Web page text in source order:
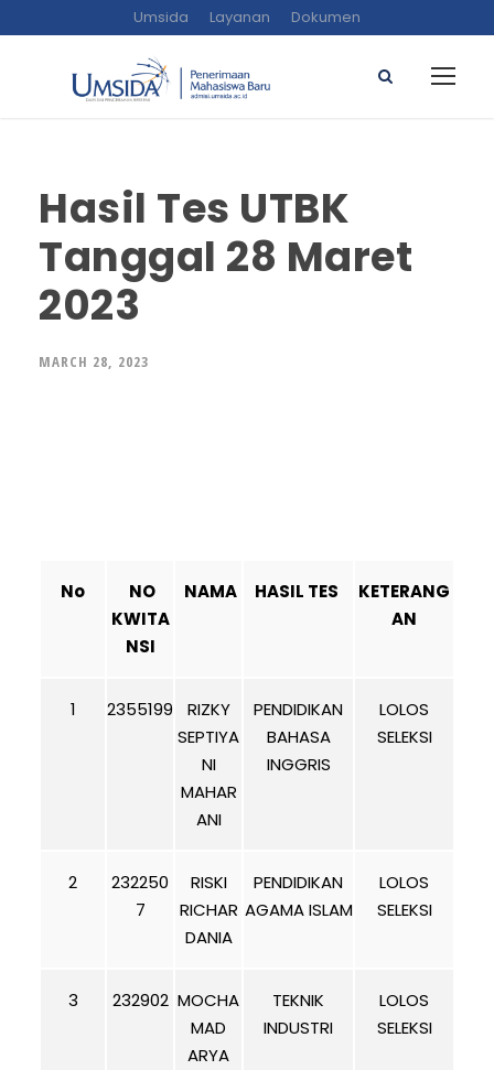
Umsida Layanan Dokumen
Hasil Tes UTBK
Tanggal 28 Maret
2023
MARCH 28, 2023
No
NO
KWITA
NSI
NAMA HASIL TES
KETERANG
AN
1 2355199
RIZKY
SEPTIYA
NI
MAHAR
ANI
PENDIDIKAN
BAHASA
INGGRIS
LOLOS
SELEKSI
2
232250
7
RISKI
RICHAR
DANIA
PENDIDIKAN
AGAMA ISLAM
LOLOS
SELEKSI
3 232902 MOCHA
MAD
ARYA
TEKNIK
INDUSTRI
LOLOS
SELEKSI